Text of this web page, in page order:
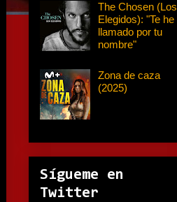
The Chosen (Los
Elegidos): "Te he
llamado por tu
nombre"
Zona de caza
(2025)
Sígueme en
Twitter